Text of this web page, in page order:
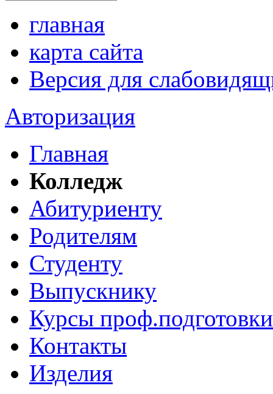
главная
карта сайта
Версия для
Авторизация
Главная
Колледж
Абитуриенту
Родителям
Студенту
Выпускнику
Курсы проф.подготовки
Контакты
Изделия